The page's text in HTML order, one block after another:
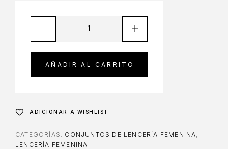
AÑADIR AL CARRITO
ADICIONAR À WISHLIST
CATEGORÍAS: CONJUNTOS DE LENCERÍA FEMENINA
LENCERÍA FEMENINA